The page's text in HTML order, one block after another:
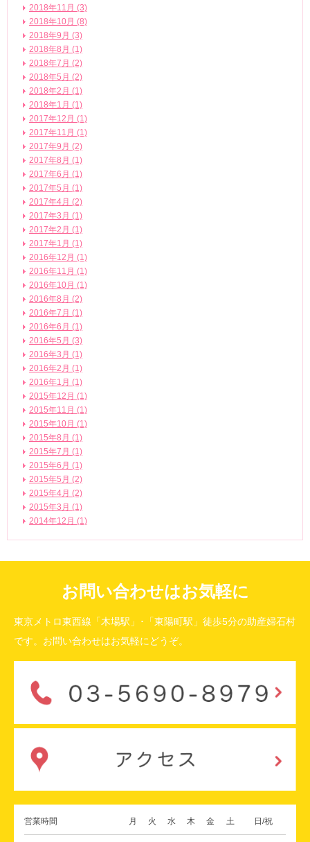
2018年11月 (3)
2018年10月 (8)
2018年9月 (3)
2018年8月 (1)
2018年7月 (2)
2018年5月 (2)
2018年2月 (1)
2018年1月 (1)
2017年12月 (1)
2017年11月 (1)
2017年9月 (2)
2017年8月 (1)
2017年6月 (1)
2017年5月 (1)
2017年4月 (2)
2017年3月 (1)
2017年2月 (1)
2017年1月 (1)
2016年12月 (1)
2016年11月 (1)
2016年10月 (1)
2016年8月 (2)
2016年7月 (1)
2016年6月 (1)
2016年5月 (3)
2016年3月 (1)
2016年2月 (1)
2016年1月 (1)
2015年12月 (1)
2015年11月 (1)
2015年10月 (1)
2015年8月 (1)
2015年7月 (1)
2015年6月 (1)
2015年5月 (2)
2015年4月 (2)
2015年3月 (1)
2014年12月 (1)
お問い合わせはお気軽に
東京メトロ東西線「木場駅」･「東陽町駅」徒歩5分の助産婦石村
です。お問い合わせはお気軽にどうぞ。
営業時間 月 火 水 木 金 土 日/祝